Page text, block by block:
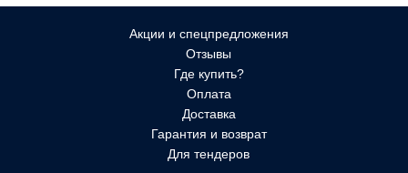
Акции и спецпредложения
Отзывы
Где купить?
Оплата
Доставка
Гарантия и возврат
Для тендеров